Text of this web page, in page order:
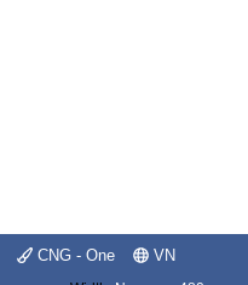
CNG - One VN